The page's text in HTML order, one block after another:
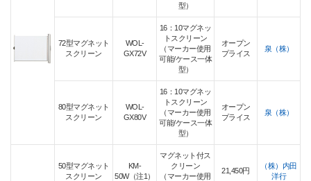
型）
72型マグネット
スクリーン
WOL-
GX72V
16：10マグネッ
トスクリーン
（マーカー使用
可能/ケース一体
型）
オープン
プライス
泉（株）
80型マグネット
スクリーン
WOL-
GX80V
16：10マグネッ
トスクリーン
（マーカー使用
可能/ケース一体
型）
オープン
プライス
泉（株）
50型マグネット
スクリーン
KM-
50W（注1）
マグネット付ス
クリーン
（マーカー使用
21,450円
（株）内田
洋行